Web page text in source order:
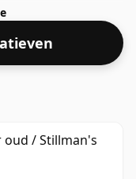
van de
oud / Stillman's